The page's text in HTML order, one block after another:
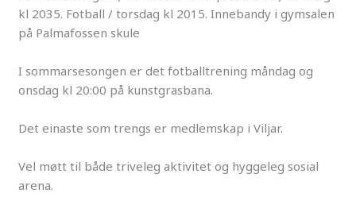
kl 2035. Fotball / torsdag kl 2015. Innebandy i gymsalen
på Palmafossen skule
I sommarsesongen er det fotballtrening måndag og
onsdag kl 20:00 på kunstgrasbana.
Det einaste som trengs er medlemskap i Viljar.
Vel møtt til både triveleg aktivitet og hyggeleg sosial
arena.